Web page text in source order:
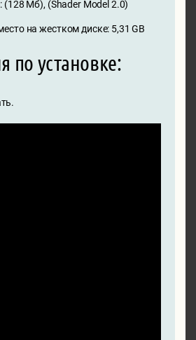
(128 Мб), (Shader Model 2.0)
на жестком диске: 5,31 GB
по установке: